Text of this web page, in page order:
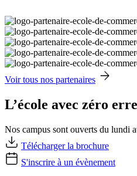
Voir tous nos partenaires
L’école avec zéro
Nos campus sont ouverts du lundi
Télécharger la brochure
S'inscrire à un évènement